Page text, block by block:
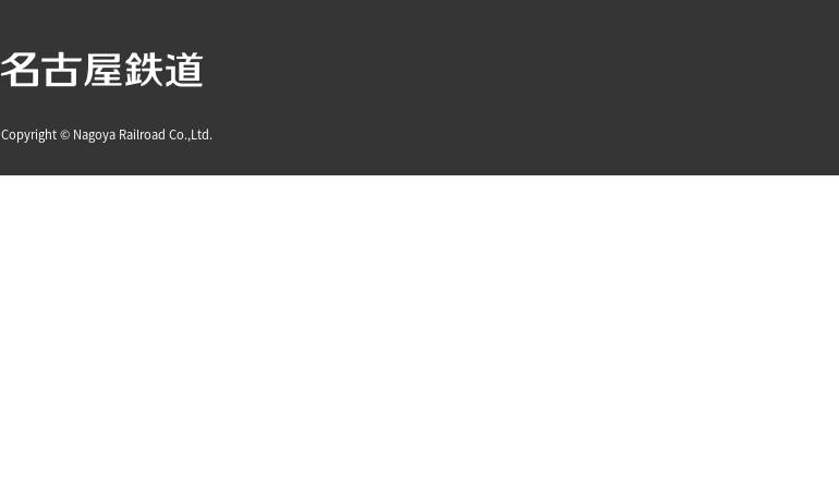
Copyright © Nagoya Railroad Co.,Ltd.